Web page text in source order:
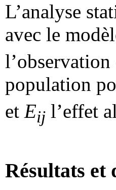
L’analyse
avec le
population
et Eij l’effet
Résultats et